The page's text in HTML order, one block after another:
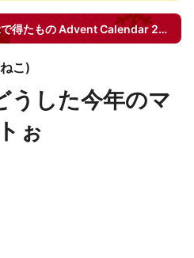
得たものAdvent Calendar 2024
こ)
うした今年のマ
ぉ